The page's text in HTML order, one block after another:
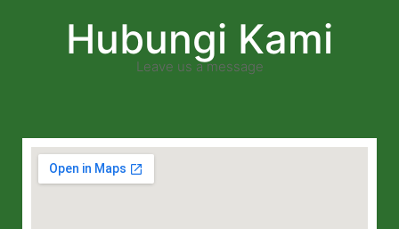
Hubungi Kami
Leave us a message